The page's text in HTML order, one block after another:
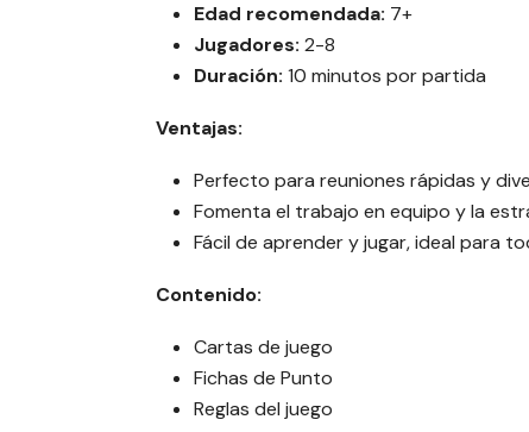
Edad recomendada: 7+
Jugadores: 2-8
Duración: 10 minutos por partida
Ventajas:
Perfecto para reuniones rápidas y
Fomenta el trabajo en equipo y la
Fácil de aprender y jugar, ideal para
Contenido:
Cartas de juego
Fichas de Punto
Reglas del juego